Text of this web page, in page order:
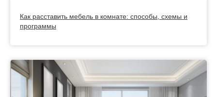
Как расставить мебель в комнате: способы, схемы и
программы